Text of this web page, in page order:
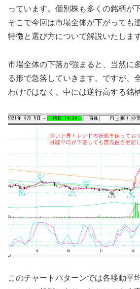
っています。個別株も多くの銘柄が
そこで今回は市場全体が下がっても
特徴と選び方について解説いたします
市場全体の下落が強まると、当然に
る形で急落していきます。ですが、
わけではなく、中には逆行高する銘
このチャートパターンでは各移動平